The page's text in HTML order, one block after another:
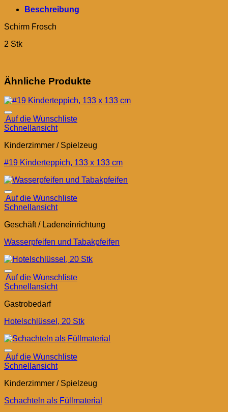
Beschreibung
Schirm Frosch
2 Stk
Ähnliche Produkte
Auf die Wunschliste
Schnellansicht
Kinderzimmer / Spielzeug
#19 Kinderteppich, 133 x 133 cm
Auf die Wunschliste
Schnellansicht
Geschäft / Ladeneinrichtung
Wasserpfeifen und Tabakpfeifen
Auf die Wunschliste
Schnellansicht
Gastrobedarf
Hotelschlüssel, 20 Stk
Auf die Wunschliste
Schnellansicht
Kinderzimmer / Spielzeug
Schachteln als Füllmaterial